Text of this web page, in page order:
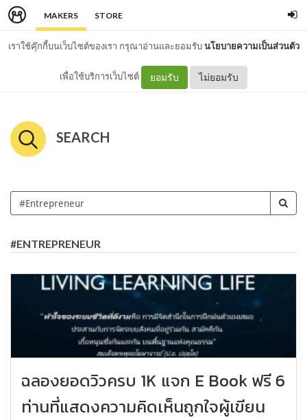
MAKERS STORE
เราใช้คุ๊กกี้บนเว็บไซต์ของเรา กรุณาอ่านและยอมรับนโยบายความเป็นส่วนตัว
เพื่อใช้บริการเว็บไซต์ ยอมรับ ไม่ยอมรับ
SEARCH
#ENTREPRENEUR
ฉลองยอดวิวครบ 1K แจก E Book ฟรี 6
ท่านที่แสดงความคิดเห็นถูกใจผู้เขียน